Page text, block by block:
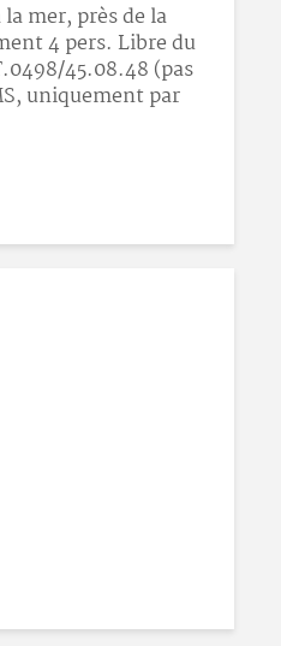
mer, près de la
4 pers. Libre du
45.08.48 (pas
uniquement par